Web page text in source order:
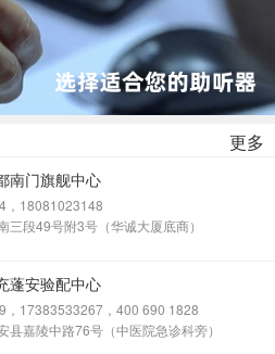
更多
南门旗舰中心
，18081023148
三段49号附3号（华诚大厦底商）
蓬安验配中心
，17383533267，400 690 1828
县嘉陵中路76号（中医院急诊科旁）